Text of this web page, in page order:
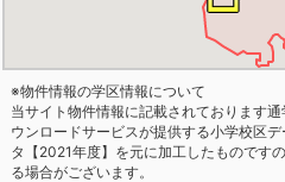
※物件情報の学区情報について
当サイト物件情報に記載されております
ウンロードサービスが提供する小学校区
タ【2021年度】を元に加工したものです
る場合がございます。